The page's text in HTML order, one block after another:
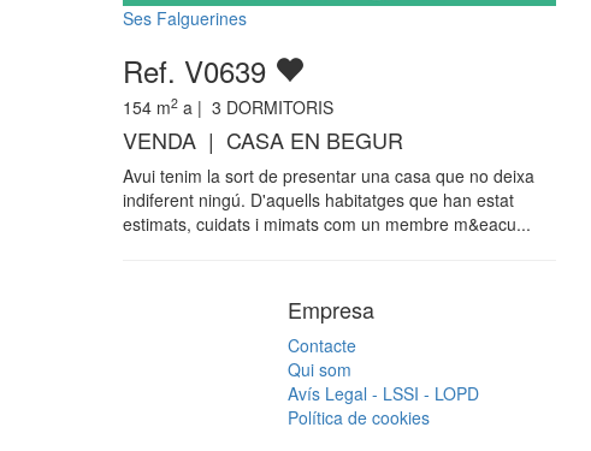
Ses Falguerines
Ref. V0639
154 m2 a | 3 DORMITORIS
VENDA | CASA EN BEGUR
Avui tenim la sort de presentar una casa que no deixa
indiferent ningú. D'aquells habitatges que han estat
estimats, cuidats i mimats com un membre m&eacu...
Empresa
Contacte
Qui som
Avís Legal - LSSI - LOPD
Política de cookies